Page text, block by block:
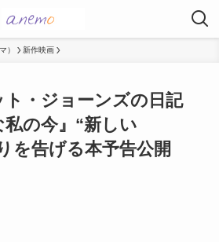
） 新作映画
・ジョーンズの日記
の今』“新しい
を告げる本予告公開